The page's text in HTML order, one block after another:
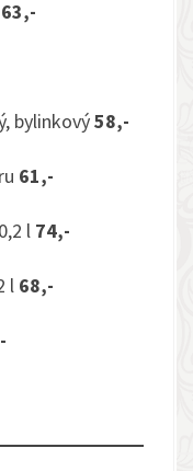
63,-
bylinkový58,-
61,-
l 74,-
l 68,-